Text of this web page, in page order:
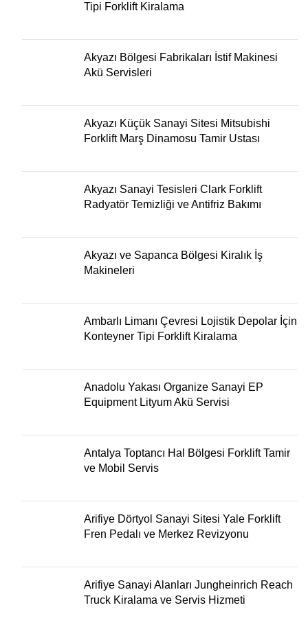
Tipi Forklift Kiralama
Akyazı Bölgesi Fabrikaları İstif Makinesi
Akü Servisleri
Akyazı Küçük Sanayi Sitesi Mitsubishi
Forklift Marş Dinamosu Tamir Ustası
Akyazı Sanayi Tesisleri Clark Forklift
Radyatör Temizliği ve Antifriz Bakımı
Akyazı ve Sapanca Bölgesi Kiralık İş
Makineleri
Ambarlı Limanı Çevresi Lojistik Depolar İçin
Konteyner Tipi Forklift Kiralama
Anadolu Yakası Organize Sanayi EP
Equipment Lityum Akü Servisi
Antalya Toptancı Hal Bölgesi Forklift Tamir
ve Mobil Servis
Arifiye Dörtyol Sanayi Sitesi Yale Forklift
Fren Pedalı ve Merkez Revizyonu
Arifiye Sanayi Alanları Jungheinrich Reach
Truck Kiralama ve Servis Hizmeti